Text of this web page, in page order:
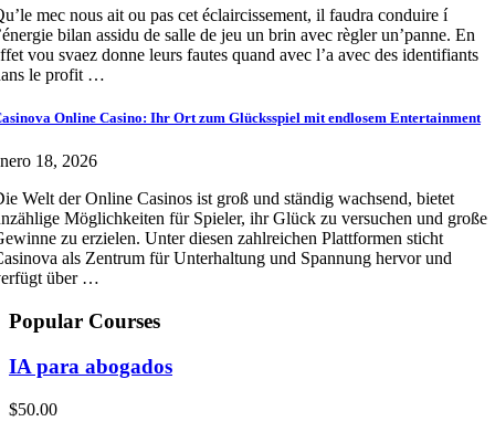
mec nous ait ou pas cet éclaircissement, il faudra conduire í
bilan assidu de salle de jeu un brin avec règler un’panne. En
vou svaez donne leurs fautes quand avec l’a avec des identifiants
le profit …
Online Casino: Ihr Ort zum Glücksspiel mit endlosem Entertainment
18, 2026
Welt der Online Casinos ist groß und ständig wachsend, bietet
Möglichkeiten für Spieler, ihr Glück zu versuchen und große
zu erzielen. Unter diesen zahlreichen Plattformen sticht
als Zentrum für Unterhaltung und Spannung hervor und
über …
Popular Courses
IA para abogados
$50.00